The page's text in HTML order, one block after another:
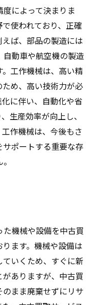
によって決まりま
使われており、正確
ば、部品の製造には
動車や航空機の製造
工作機械は、高い精
め、高い技術力が必
に伴い、自動化や省
生産効率が向上し、
作機械は、今後もさ
ポートする重要な存
機械や設備を中古買
ます。機械や設備は
いくため、すぐに新
ありますが、中古買
まま廃棄せずにリサ